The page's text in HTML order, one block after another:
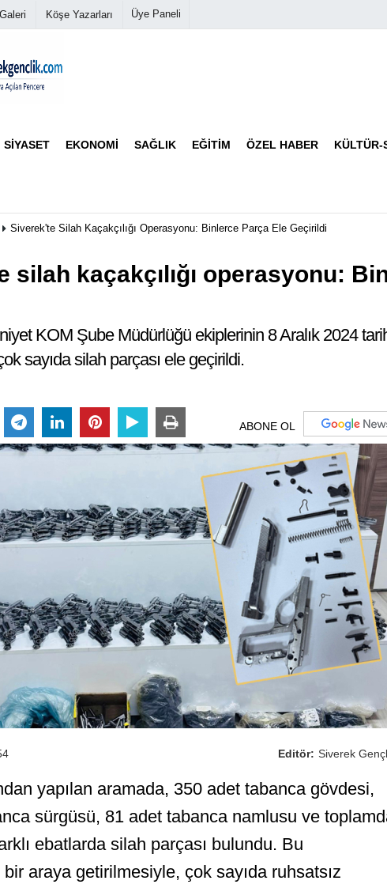
Köşe Yazarları Üye Paneli
SIYASET EKONOMI SAĞLIK EĞITIM ÖZEL HABER KÜLTÜR-
Video Galeri
Siverek'te Silah Kaçakçılığı Operasyonu: Binlerce Parça Ele Geçirildi
silah kaçakçılığı operasyonu:
KOM Şube Müdürlüğü ekiplerinin 8 Aralık 2024
sayıda silah parçası ele geçirildi.
ABONE OL
Editör: Siverek
yapılan aramada, 350 adet tabanca gövdesi,
sürgüsü, 81 adet tabanca namlusu ve
ebatlarda silah parçası bulundu. Bu
araya getirilmesiyle, çok sayıda ruhsatsız